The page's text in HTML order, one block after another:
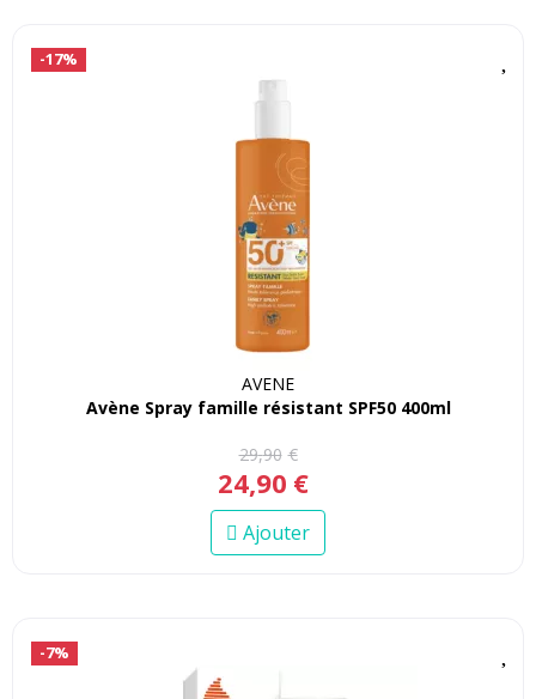
-17%
AVENE
Avène Spray famille résistant SPF50 400ml
29,90 €
24,90 €
Ajouter
-7%